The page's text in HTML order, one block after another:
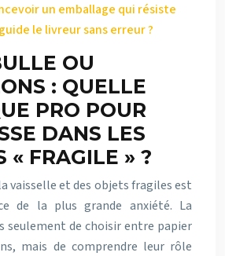
un emballage qui résiste
le livreur sans erreur ?
OU
: QUELLE
PRO POUR
DANS LES
« FRAGILE » ?
vaisselle et des objets fragiles est
de la plus grande anxiété. La
seulement de choisir entre papier
mais de comprendre leur rôle